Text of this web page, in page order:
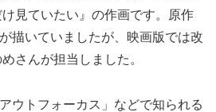
見ていたい』の作画です。原作
描いていましたが、映画版では改
さんが担当しました。
ウトフォーカス」などで知られる